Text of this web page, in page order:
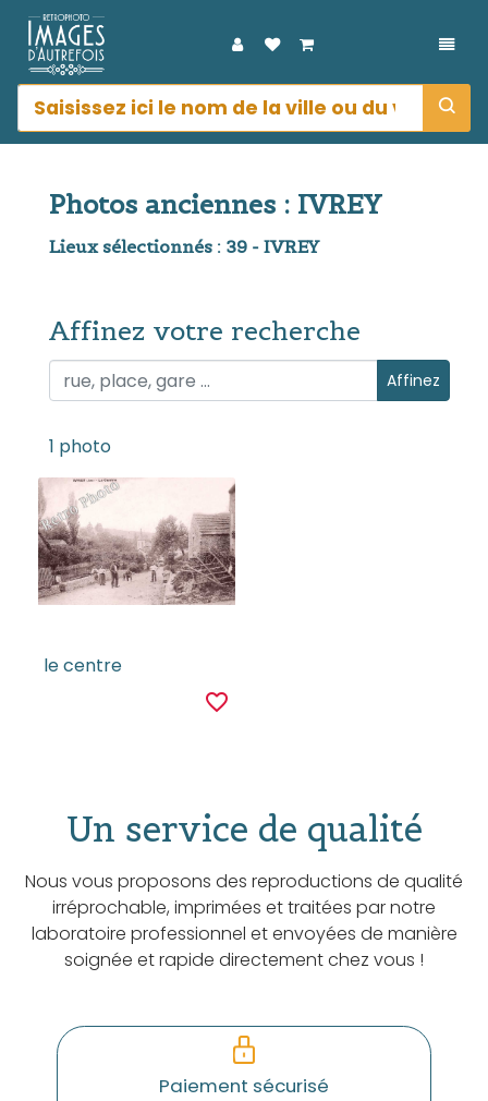
Photos anciennes : IVREY
Lieux sélectionnés : 39 - IVREY
Affinez votre recherche
Affinez votre recherche Affinez
1 photo
le centre
favorite_border
Un service de qualité
Nous vous proposons des reproductions de qualité
irréprochable, imprimées et traitées par notre
laboratoire professionnel et envoyées de manière
soignée et rapide directement chez vous !
Paiement sécurisé